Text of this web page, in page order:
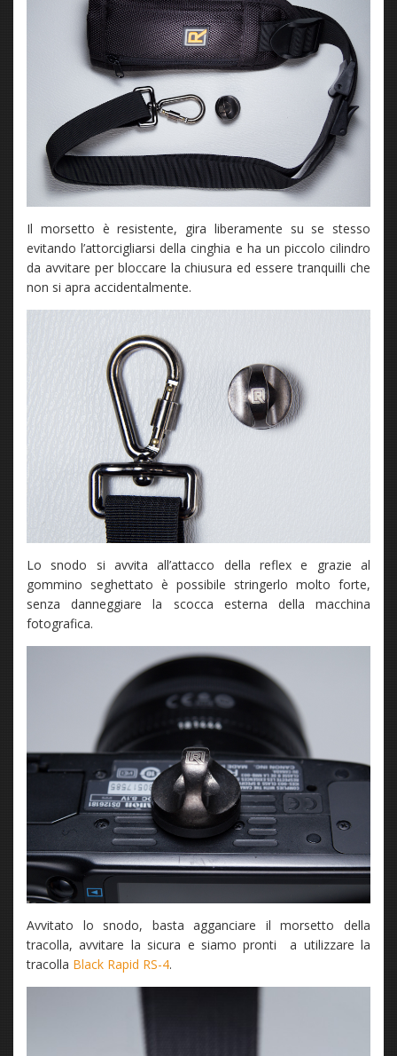
Il morsetto è resistente, gira liberamente su se stesso
evitando l’attorcigliarsi della cinghia e ha un piccolo cilindro
da avvitare per bloccare la chiusura ed essere tranquilli che
non si apra accidentalmente.
Lo snodo si avvita all’attacco della reflex e grazie al
gommino seghettato è possibile stringerlo molto forte,
senza danneggiare la scocca esterna della macchina
fotografica.
Avvitato lo snodo, basta agganciare il morsetto della
tracolla, avvitare la sicura e siamo pronti a utilizzare la
tracolla Black Rapid RS-4.